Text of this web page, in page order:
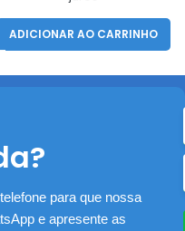
ADICIONAR AO CARRINHO
para que nossa
e apresente as